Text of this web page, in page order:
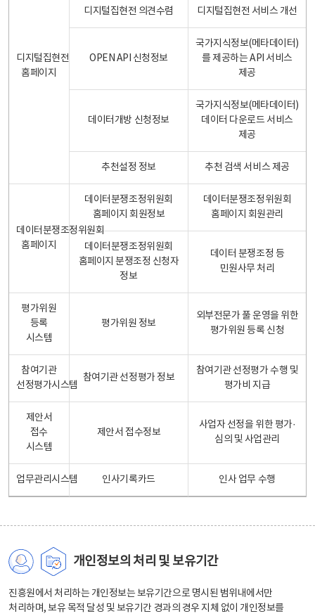
디지털집현전
홈페이지
디지털집현전 의견수렴 디지털집현전 서비스 개선
OPEN API 신청정보
국가지식정보(메타데이터)
를 제공하는 API 서비스
제공
데이터개방 신청정보
국가지식정보(메타데이터)
데이터 다운로드 서비스
제공
추천설정 정보 추천 검색 서비스 제공
데이터분쟁조정위원회
홈페이지
데이터분쟁조정위원회
홈페이지 회원정보
데이터분쟁조정위원회
홈페이지 회원관리
데이터분쟁조정위원회
홈페이지 분쟁조정 신청자
정보
데이터 분쟁조정 등
민원사무 처리
평가위원
등록
시스템
평가위원 정보
외부전문가 풀 운영을 위한
평가위원 등록 신청
참여기관
선정평가시스템
참여기관 선정평가 정보
참여기관 선정평가 수행 및
평가비 지급
제안서
접수
시스템
제안서 접수정보
사업자 선정을 위한 평가·
심의 및 사업관리
업무관리시스템 인사기록카드 인사 업무 수행
개인정보의 처리 및 보유기간
진흥원에서 처리하는 개인정보는 보유기간으로 명시된 범위내에서만
처리하며, 보유 목적 달성 및 보유기간 경과의 경우 지체 없이 개인정보를